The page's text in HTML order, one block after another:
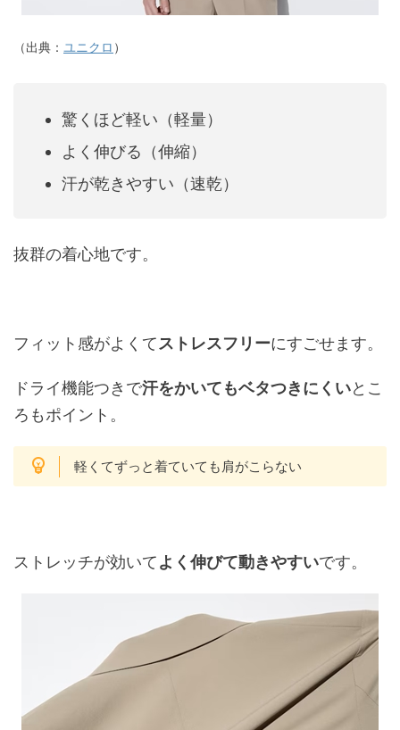
（出典： ユニクロ ）
驚くほど軽い（軽量）
よく伸びる（伸縮）
汗が乾きやすい（速乾）
抜群の着心地です。
フィット感がよくてストレスフリーにすごせます。
ドライ機能つきで汗をかいてもベタつきにくいとこ
ろもポイント。
軽くてずっと着ていても肩がこらない
ストレッチが効いてよく伸びて動きやすいです。